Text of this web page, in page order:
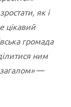
як і
цікавий
громада
ним
—